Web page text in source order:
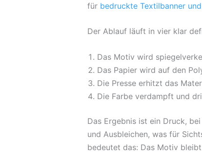
für bedruckte Textilbanner
Der Ablauf läuft in vier klar
Das Motiv wird
Das Papier wird auf den
Die Presse erhitzt das
Die Farbe verdampft und
Das Ergebnis ist ein Druck,
und Ausbleichen, was für
bedeutet das: Das Motiv